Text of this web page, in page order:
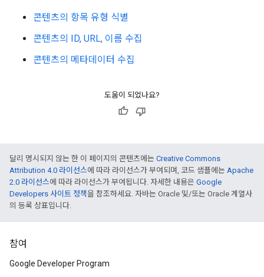
콘텐츠의 항목 유형 식별
콘텐츠의 ID, URL, 이름 수집
콘텐츠의 메타데이터 수집
도움이 되었나요?
달리 명시되지 않는 한 이 페이지의 콘텐츠에는 Creative Commons
Attribution 4.0 라이선스에 따라 라이선스가 부여되며, 코드 샘플에는 Apache
2.0 라이선스에 따라 라이선스가 부여됩니다. 자세한 내용은 Google
Developers 사이트 정책을 참조하세요. 자바는 Oracle 및/또는 Oracle 계열사
의 등록 상표입니다.
참여
Google Developer Program